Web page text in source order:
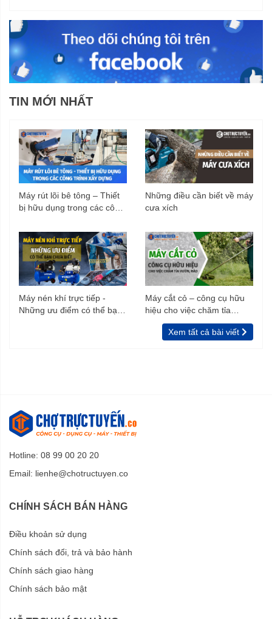
TIN MỚI NHẤT
Máy rút lõi bê tông – Thiết
bị hữu dụng trong các công
Những điều cần biết về máy
cưa xích
Máy nén khí trực tiếp -
Những ưu điểm có thể bạn
Máy cắt cỏ – công cụ hữu
hiệu cho việc chăm tỉa
vườn, rào
Xem tất cả bài viết
Hotline: 08 99 00 20 20
Email: lienhe@chotructuyen.co
CHÍNH SÁCH BÁN HÀNG
Điều khoản sử dụng
Chính sách đổi, trả và bảo hành
Chính sách giao hàng
Chính sách bảo mật